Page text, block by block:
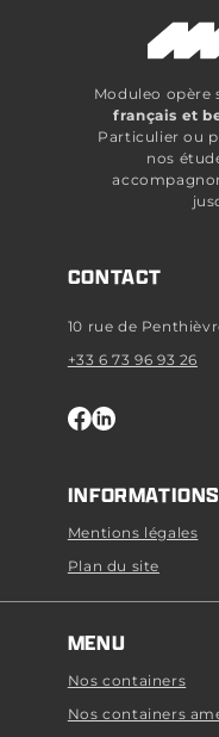
Moduleo opère
français et
Particulier ou
nos
CONTACT
10 rue de
+33 6 73 96 93 26
INFORMATIONS
Mentions légales
Plan du site
MENU
Nos containers
Nos containers